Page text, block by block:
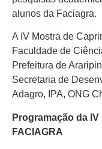
alunos da Faciagra.
A IV Mostra de
Faculdade de
Prefeitura de
Secretaria de
Adagro, IPA, ONG
Programação da
FACIAGRA